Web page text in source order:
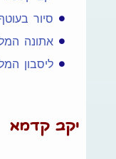
סיור
אתונה
ליסבון
יקב קדמא